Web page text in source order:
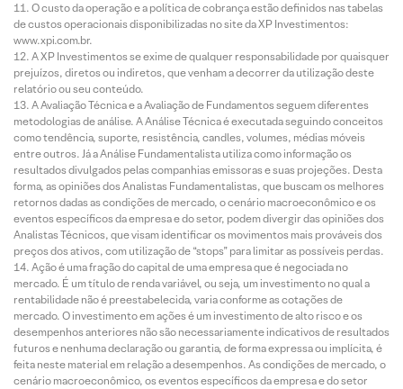
O custo da operação e a política de cobrança estão definidos nas tabelas
de custos operacionais disponibilizadas no site da XP Investimentos:
www.xpi.com.br.
A XP Investimentos se exime de qualquer responsabilidade por quaisquer
prejuízos, diretos ou indiretos, que venham a decorrer da utilização deste
relatório ou seu conteúdo.
A Avaliação Técnica e a Avaliação de Fundamentos seguem diferentes
metodologias de análise. A Análise Técnica é executada seguindo conceitos
como tendência, suporte, resistência, candles, volumes, médias móveis
entre outros. Já a Análise Fundamentalista utiliza como informação os
resultados divulgados pelas companhias emissoras e suas projeções. Desta
forma, as opiniões dos Analistas Fundamentalistas, que buscam os melhores
retornos dadas as condições de mercado, o cenário macroeconômico e os
eventos específicos da empresa e do setor, podem divergir das opiniões dos
Analistas Técnicos, que visam identificar os movimentos mais prováveis dos
preços dos ativos, com utilização de “stops” para limitar as possíveis perdas.
Ação é uma fração do capital de uma empresa que é negociada no
mercado. É um título de renda variável, ou seja, um investimento no qual a
rentabilidade não é preestabelecida, varia conforme as cotações de
mercado. O investimento em ações é um investimento de alto risco e os
desempenhos anteriores não são necessariamente indicativos de resultados
futuros e nenhuma declaração ou garantia, de forma expressa ou implícita, é
feita neste material em relação a desempenhos. As condições de mercado, o
cenário macroeconômico, os eventos específicos da empresa e do setor